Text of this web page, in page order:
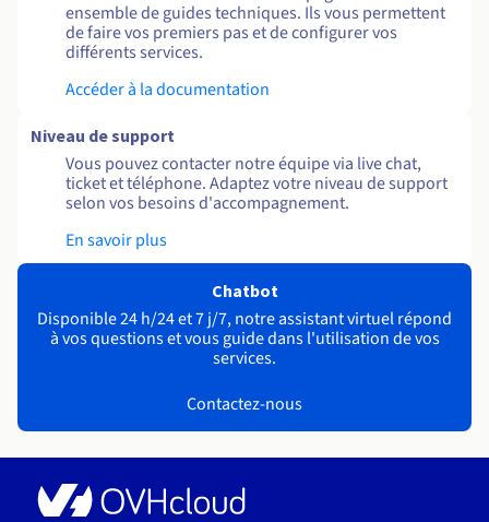
ensemble de guides techniques. Ils vous permettent
de faire vos premiers pas et de configurer vos
différents services.
Accéder à la documentation
Niveau de support
Vous pouvez contacter notre équipe via live chat,
ticket et téléphone. Adaptez votre niveau de support
selon vos besoins d'accompagnement.
En savoir plus
Chatbot
Disponible 24 h/24 et 7 j/7, notre assistant virtuel répond
à vos questions et vous guide dans l'utilisation de vos
services.
Contactez-nous